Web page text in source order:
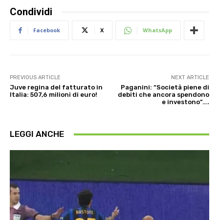
Condividi
Facebook X WhatsApp
PREVIOUS ARTICLE
Juve regina del fatturato in
Italia: 507,6 milioni di euro!
NEXT ARTICLE
Paganini: “Società piene di
debiti che ancora spendono
e investono”….
LEGGI ANCHE